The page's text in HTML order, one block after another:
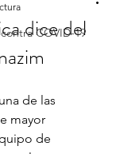
COVID-19
dice del
de las
mayor
de